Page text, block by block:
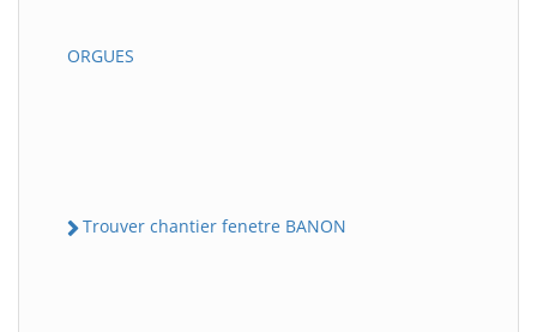
ORGUES
Trouver chantier fenetre BANON